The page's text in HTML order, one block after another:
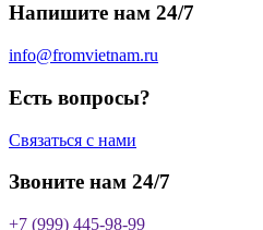
Напишите нам 24/7
info@fromvietnam.ru
Есть вопросы?
Связаться с нами
Звоните нам 24/7
+7 (999) 445-98-99